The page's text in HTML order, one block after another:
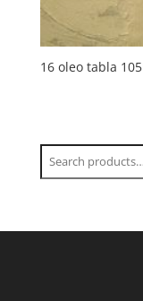
16 oleo tabla